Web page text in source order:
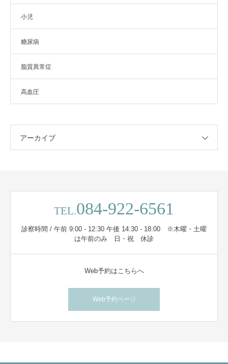
小児
糖尿病
脂質異常症
高血圧
アーカイブ
TEL.084-922-6561
診察時間 / 午前 9:00 - 12:30 午後 14:30 - 18:00 ※木曜・土曜
は午前のみ 日・祝 休診
Web予約はこちらへ
Web予約ページ